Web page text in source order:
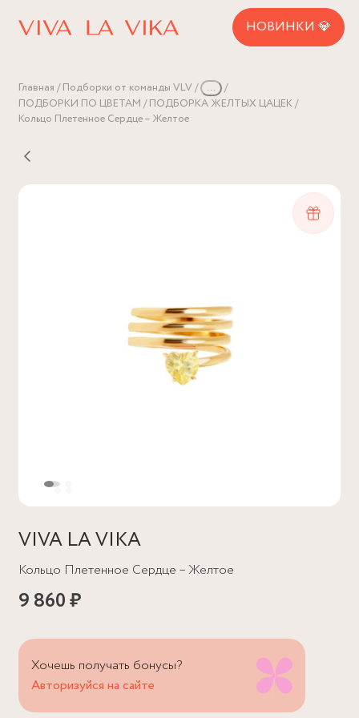
НОВИНКИ 💎
Главная Подборки от команды VLV
...
ПОДБОРКИ ПО ЦВЕТАМ
ПОДБОРКА ЖЕЛТЫХ ЦАЦЕК
Кольцо Плетенное Сердце – Желтое
VIVA LA VIKA
Кольцо Плетенное Сердце – Желтое
9 860 ₽
Хочешь получать бонусы?
Авторизуйся на сайте